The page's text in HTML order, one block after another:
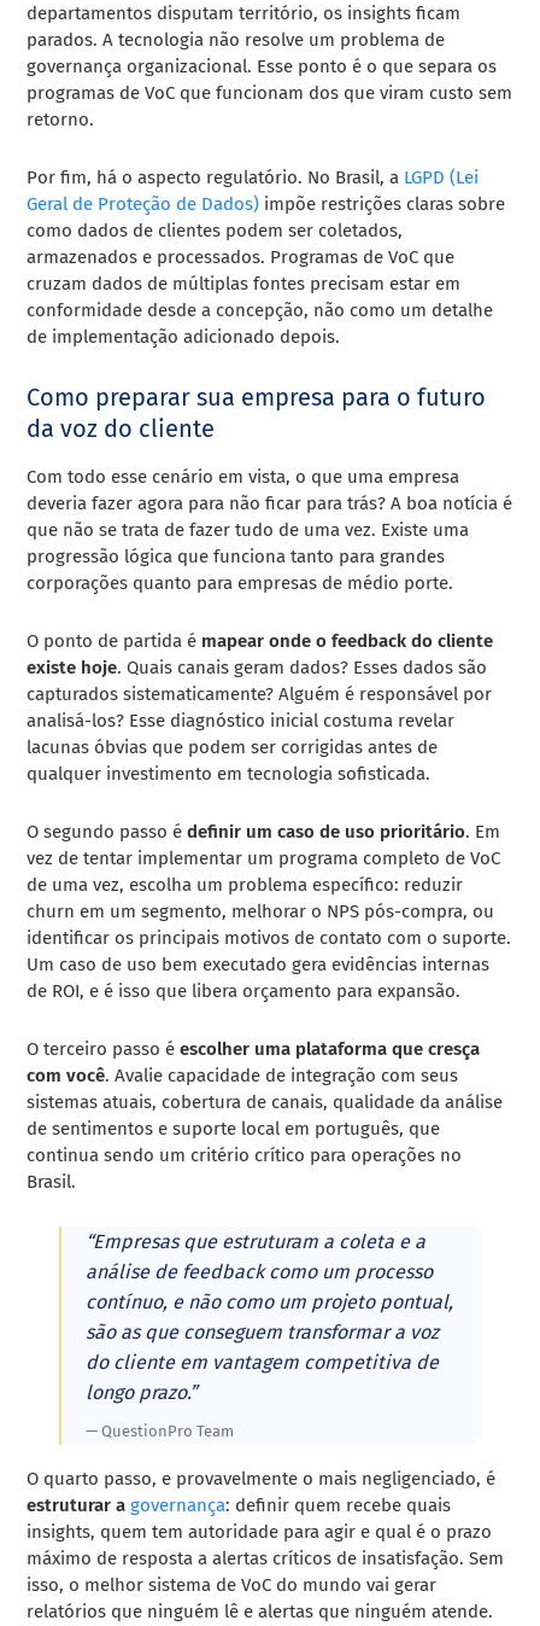
departamentos disputam território, os insights ficam
parados. A tecnologia não resolve um problema de
governança organizacional. Esse ponto é o que separa os
programas de VoC que funcionam dos que viram custo sem
retorno.
Por fim, há o aspecto regulatório. No Brasil, a LGPD (Lei
Geral de Proteção de Dados) impõe restrições claras sobre
como dados de clientes podem ser coletados,
armazenados e processados. Programas de VoC que
cruzam dados de múltiplas fontes precisam estar em
conformidade desde a concepção, não como um detalhe
de implementação adicionado depois.
Como preparar sua empresa para o futuro
da voz do cliente
Com todo esse cenário em vista, o que uma empresa
deveria fazer agora para não ficar para trás? A boa notícia é
que não se trata de fazer tudo de uma vez. Existe uma
progressão lógica que funciona tanto para grandes
corporações quanto para empresas de médio porte.
O ponto de partida é mapear onde o feedback do cliente
existe hoje. Quais canais geram dados? Esses dados são
capturados sistematicamente? Alguém é responsável por
analisá-los? Esse diagnóstico inicial costuma revelar
lacunas óbvias que podem ser corrigidas antes de
qualquer investimento em tecnologia sofisticada.
O segundo passo édefinir um caso de uso prioritário. Em
vez de tentar implementar um programa completo de VoC
de uma vez, escolha um problema específico: reduzir
churn em um segmento, melhorar o NPS pós-compra, ou
identificar os principais motivos de contato com o suporte.
Um caso de uso bem executado gera evidências internas
de ROI, e é isso que libera orçamento para expansão.
O terceiro passo éescolher uma plataforma que cresça
com você. Avalie capacidade de integração com seus
sistemas atuais, cobertura de canais, qualidade da análise
de sentimentos e suporte local em português, que
continua sendo um critério crítico para operações no
Brasil.
“Empresas que estruturam a coleta e a
análise de feedback como um processo
contínuo, e não como um projeto pontual,
são as que conseguem transformar a voz
do cliente em vantagem competitiva de
longo prazo.”
— QuestionPro Team
O quarto passo, e provavelmente o mais negligenciado, é
estruturar agovernança: definir quem recebe quais
insights, quem tem autoridade para agir e qual é o prazo
máximo de resposta a alertas críticos de insatisfação. Sem
isso, o melhor sistema de VoC do mundo vai gerar
relatórios que ninguém lê e alertas que ninguém atende.